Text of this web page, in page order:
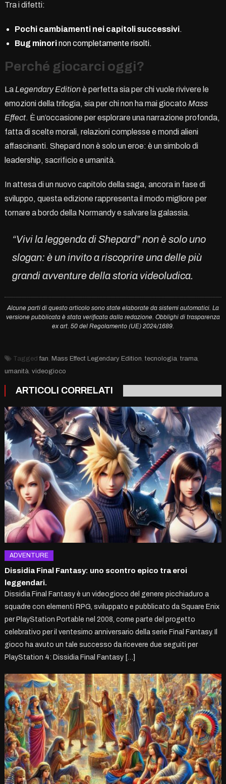
Tra i difetti:
Pochi cambiamenti nei capitoli successivi.
Bug minorinon completamente risolti.
Perché giocarci oggi?
La Legendary Editionè perfetta sia per chi vuole rivivere le
emozioni della trilogia, sia per chi non ha mai giocato Mass
Effect. È un’occasione per esplorare una narrazione profonda,
fatta di scelte morali, relazioni complesse e mondi alieni
affascinanti. Shepard non è solo un eroe: è un simbolo di
leadership, sacrificio e umanità.
In attesa di un nuovo capitolo della saga, ancora in fase di
sviluppo, questa edizione rappresenta il modo migliore per
tornare a bordo della Normandy e salvare la galassia.
“Vivi la leggenda di Shepard”non è solo uno
slogan: è un invito a riscoprire una delle più
grandi avventure della storia videoludica.
Alcune parti di questo articolo sono state elaborate da sistemi automatici. La
versione pubblicata è stata verificata dalla redazione. Obblighi di trasparenza
ex art. 50 del Regolamento (UE) 2024/1689.
Taggedfan, Mass Effect Legendary Edition, tecnologia, trama,
umanità, videogioco
ARTICOLI CORRELATI
ADVENTURE
Dissidia Final Fantasy: uno scontro epico tra eroi
leggendari.
Dissidia Final Fantasy è un videogioco del genere picchiaduro a
squadre con elementi RPG, sviluppato e pubblicato da Square Enix
per PlayStation Portable nel 2008, come parte del progetto
celebrativo per il ventesimo anniversario della serie Final Fantasy. Il
gioco ha avuto un tale successo da ricevere due seguiti per
PlayStation 4: Dissidia Final Fantasy […]